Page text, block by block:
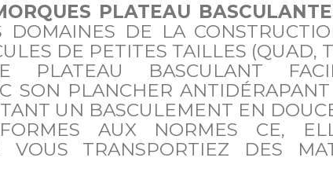
PLATEAU
DOMAINES DE LA
DE PETITES TAILLES (QUAD,
PLATEAU BASCULANT
SON PLANCHER
UN BASCULEMENT EN
AUX NORMES CE,
VOUS TRANSPORTIEZ DES